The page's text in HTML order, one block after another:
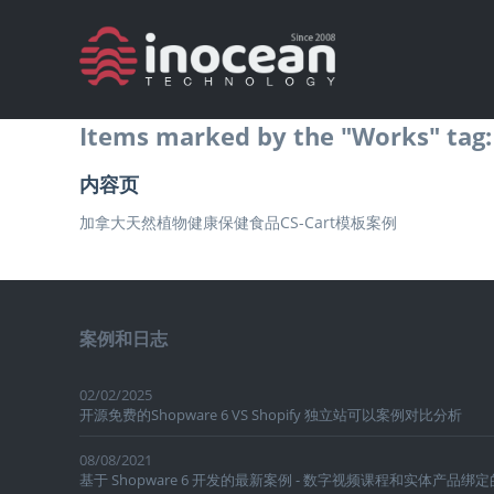
Items marked by the "Works" tag:
内容页
加拿大天然植物健康保健食品CS-Cart模板案例
案例和日志
02/02/2025
开源免费的Shopware 6 VS Shopify 独立站可以案例对比分析
08/08/2021
基于 Shopware 6 开发的最新案例 - 数字视频课程和实体产品绑